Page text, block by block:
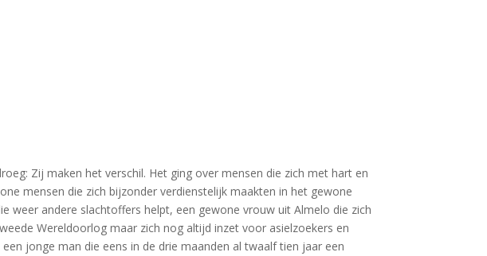
Zij maken het verschil. Het ging over mensen die zich met hart en
mensen die zich bijzonder verdienstelijk maakten in het gewone
weer andere slachtoffers helpt, een gewone vrouw uit Almelo die zich
Wereldoorlog maar zich nog altijd inzet voor asielzoekers en
jonge man die eens in de drie maanden al twaalf tien jaar een